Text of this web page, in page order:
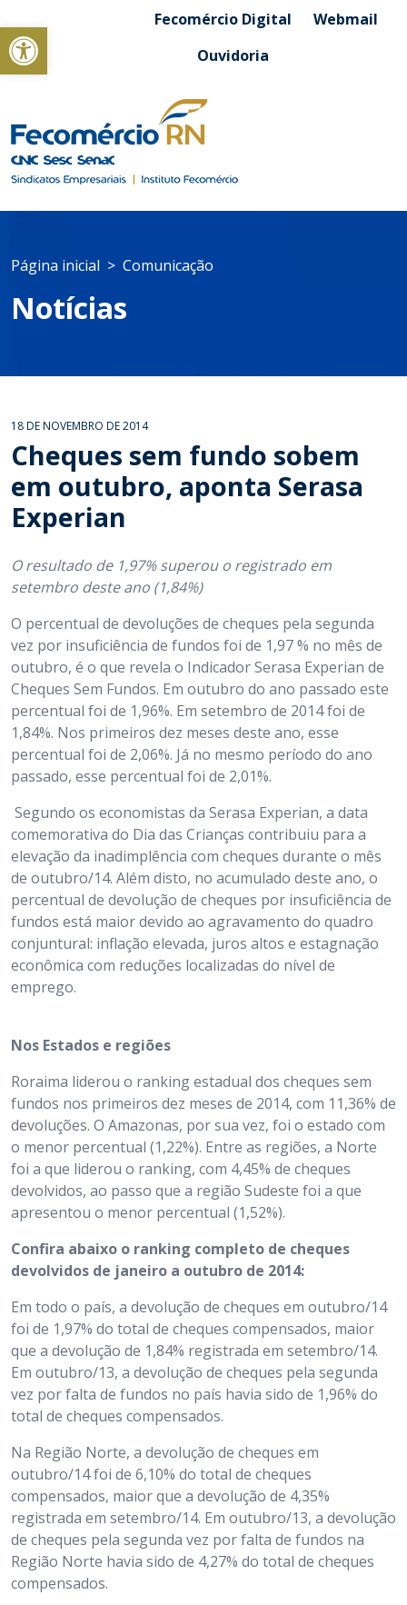
Abrir a barra de ferramentasFecomércio Digital
Webmail
Ouvidoria
Página inicial Comunicação
Notícias
18 DE NOVEMBRO DE 2014
Cheques sem fundo sobem
em outubro, aponta Serasa
Experian
O resultado de 1,97% superou o registrado em
setembro deste ano (1,84%)
O percentual de devoluções de cheques pela segunda
vez por insuficiência de fundos foi de 1,97 % no mês de
outubro, é o que revela o Indicador Serasa Experian de
Cheques Sem Fundos. Em outubro do ano passado este
percentual foi de 1,96%. Em setembro de 2014 foi de
1,84%. Nos primeiros dez meses deste ano, esse
percentual foi de 2,06%. Já no mesmo período do ano
passado, esse percentual foi de 2,01%.
Segundo os economistas da Serasa Experian, a data
comemorativa do Dia das Crianças contribuiu para a
elevação da inadimplência com cheques durante o mês
de outubro/14. Além disto, no acumulado deste ano, o
percentual de devolução de cheques por insuficiência de
fundos está maior devido ao agravamento do quadro
conjuntural: inflação elevada, juros altos e estagnação
econômica com reduções localizadas do nível de
emprego.
Nos Estados e regiões
Roraima liderou o ranking estadual dos cheques sem
fundos nos primeiros dez meses de 2014, com 11,36% de
devoluções. O Amazonas, por sua vez, foi o estado com
o menor percentual (1,22%). Entre as regiões, a Norte
foi a que liderou o ranking, com 4,45% de cheques
devolvidos, ao passo que a região Sudeste foi a que
apresentou o menor percentual (1,52%).
Confira abaixo o ranking completo de cheques
devolvidos de janeiro a outubro de 2014:
Em todo o país, a devolução de cheques em outubro/14
foi de 1,97% do total de cheques compensados, maior
que a devolução de 1,84% registrada em setembro/14.
Em outubro/13, a devolução de cheques pela segunda
vez por falta de fundos no país havia sido de 1,96% do
total de cheques compensados.
Na Região Norte, a devolução de cheques em
outubro/14 foi de 6,10% do total de cheques
compensados, maior que a devolução de 4,35%
registrada em setembro/14. Em outubro/13, a devolução
de cheques pela segunda vez por falta de fundos na
Região Norte havia sido de 4,27% do total de cheques
compensados.